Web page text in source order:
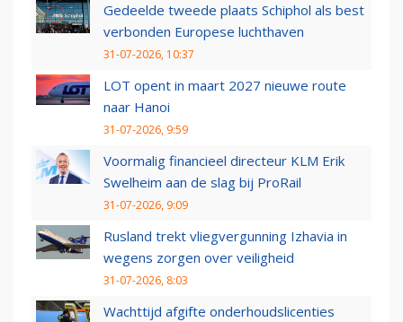
Gedeelde tweede plaats Schiphol als best
verbonden Europese luchthaven
31-07-2026, 10:37
LOT opent in maart 2027 nieuwe route
naar Hanoi
31-07-2026, 9:59
Voormalig financieel directeur KLM Erik
Swelheim aan de slag bij ProRail
31-07-2026, 9:09
Rusland trekt vliegvergunning Izhavia in
wegens zorgen over veiligheid
31-07-2026, 8:03
Wachttijd afgifte onderhoudslicenties